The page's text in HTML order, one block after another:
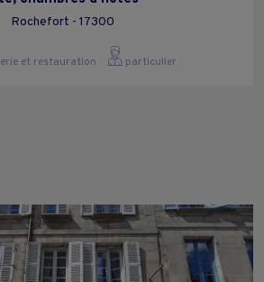
Rochefort - 17300
et restauration particulier